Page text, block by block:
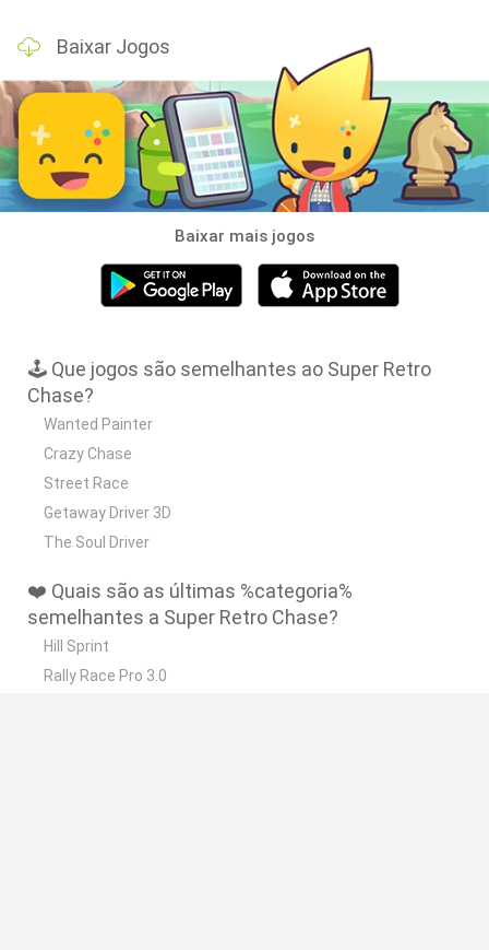
Baixar Jogos
Baixar mais jogos
🕹️ Que jogos são semelhantes ao Super Retro
Chase?
Wanted Painter
Crazy Chase
Street Race
Getaway Driver 3D
The Soul Driver
❤️ Quais são as últimas %categoria%
semelhantes a Super Retro Chase?
Hill Sprint
Rally Race Pro 3.0